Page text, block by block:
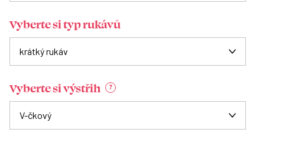
Vyberte si typ rukávů
Vyberte si výstřih ?